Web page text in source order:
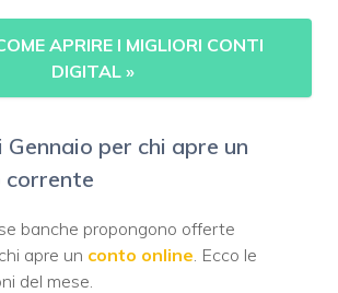
APRIRE I MIGLIORI CONTI
DIGITAL »
per chi apre un
corrente
banche propongono offerte
apre un conto online . Ecco le
del mese.